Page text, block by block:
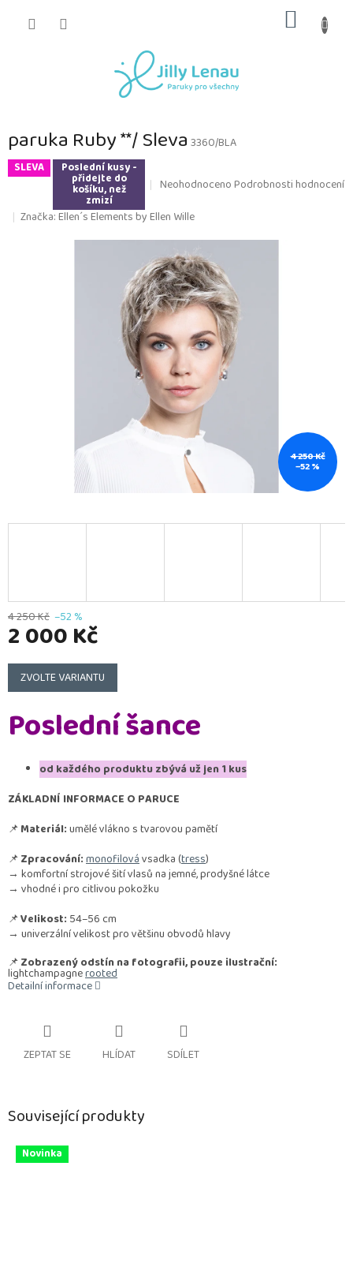
KOŠÍK
paruka Ruby **/ Sleva 3360/BLA
SLEVA Poslední kusy -
přidejte do
košíku, než
zmizí
Průměrné
produktu
0,0
z
5
hvězdiček.
NeohodnocenoPodrobnosti hodnocení
Značka:Ellen´s Elements by Ellen Wille
4 250 Kč
–52 %
4 250 Kč –52 %
2 000 Kč
Měrná
cena:
ZVOLTE VARIANTU
Poslední šance
od každého produktu zbývá už jen 1 kus
ZÁKLADNÍ INFORMACE O PARUCE
📌Materiál:umělé vlákno s tvarovou pamětí
📌Zpracování:monofilovávsadka (tress)
→ komfortní strojové šití vlasů na jemné, prodyšné látce
→ vhodné i pro citlivou pokožku
📌Velikost: 54–56 cm
→ univerzální velikost pro většinu obvodů hlavy
📌Zobrazený odstín na fotografii, pouze ilustrační:
lightchampagnerooted
Detailní informace
ZEPTAT SE HLÍDAT SDÍLET
Související produkty
Novinka